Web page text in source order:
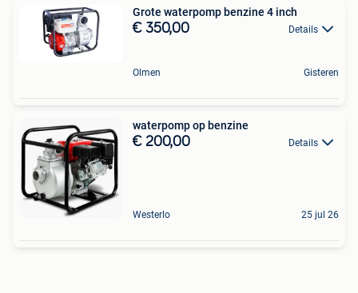
Grote waterpomp benzine 4 inch
€ 350,00 Details
Olmen Gisteren
waterpomp op benzine
€ 200,00 Details
Westerlo 25 jul 26